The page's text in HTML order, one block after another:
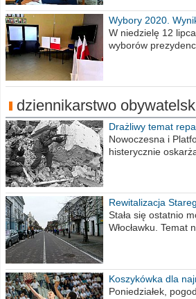
Wybory 2020.
procent obwodów
W niedzielę 12
wyborów
dziennikarstwo
Drażliwy temat
Nowoczesna i
histerycznie
Rewitalizacja
Stała się ostatnio
Włocławku. Temat
Koszykówka dla
Poniedziałek,